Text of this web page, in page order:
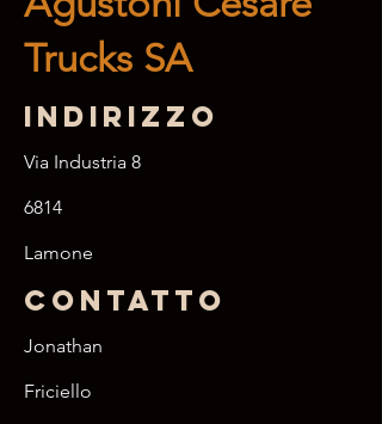
Trucks SA
Indirizzo
Via Industria 8
6814
Lamone
Contatto
Jonathan
Friciello